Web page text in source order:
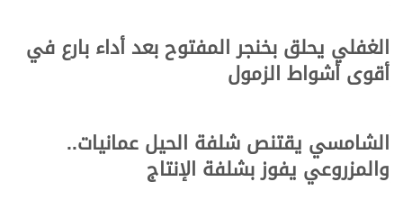
الغفلي يحلق بخنجر المفتوح بعد أداء بارع في
أقوى أشواط الزمول
الشامسي يقتنص شلفة الحيل عمانيات..
والمزروعي يفوز بشلفة الإنتاج